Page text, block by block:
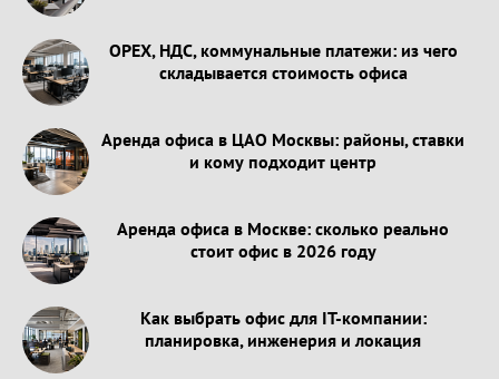
OPEX, НДС, коммунальные платежи: из чего
складывается стоимость офиса
Аренда офиса в ЦАО Москвы: районы, ставки
и кому подходит центр
Аренда офиса в Москве: сколько реально
стоит офис в 2026 году
Как выбрать офис для IT-компании:
планировка, инженерия и локация